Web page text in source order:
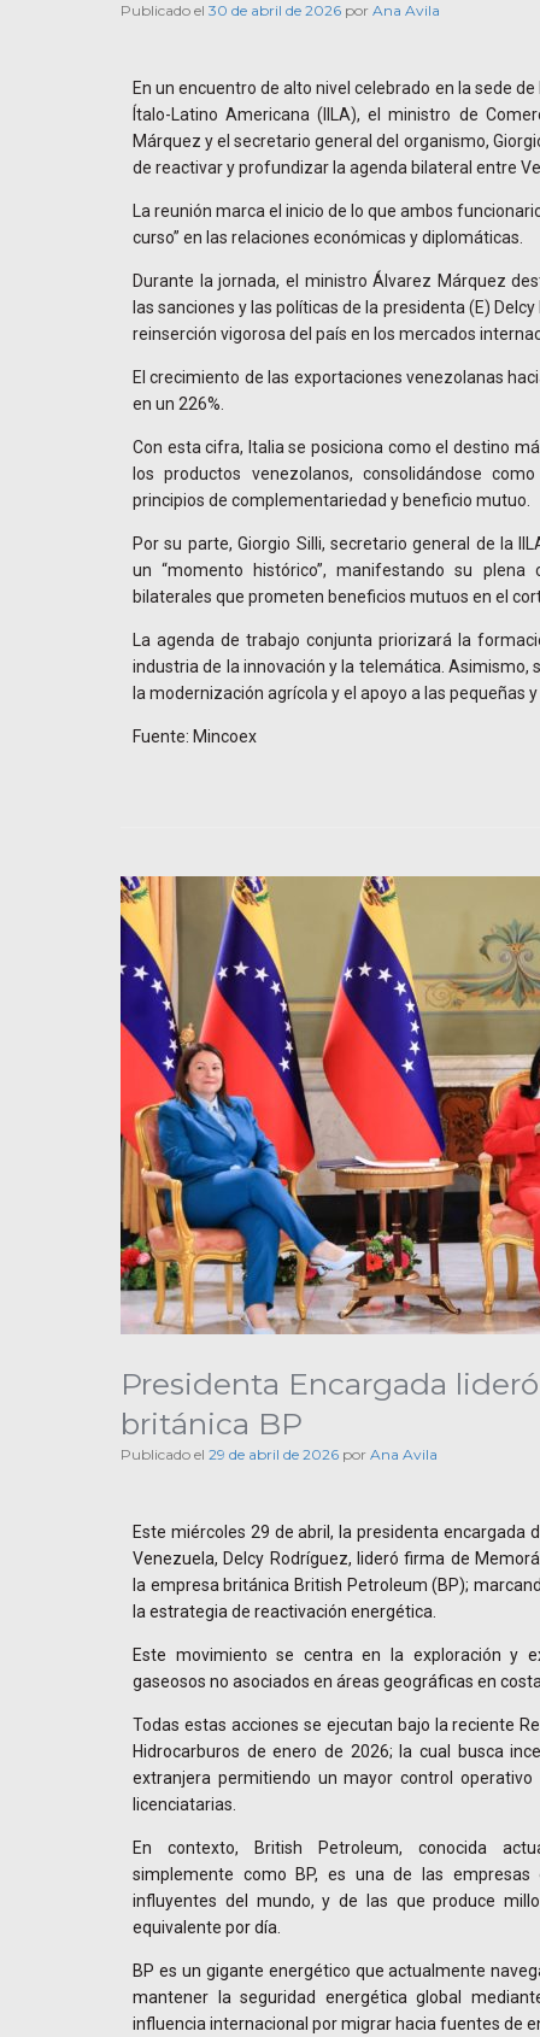
Publicado el 30 de abril de 2026 por Ana Avila
En un encuentro de alto nivel celebrado en la sede
Ítalo-Latino Americana (IILA), el ministro de
Márquez y el secretario general del organismo,
de reactivar y profundizar la agenda bilateral entre
La reunión marca el inicio de lo que ambos
curso” en las relaciones económicas y diplomáticas.
Durante la jornada, el ministro Álvarez Márquez
las sanciones y las políticas de la presidenta (E)
reinserción vigorosa del país en los mercados
El crecimiento de las exportaciones venezolanas
en un 226%.
Con esta cifra, Italia se posiciona como el destino
los productos venezolanos, consolidándose
principios de complementariedad y beneficio mutuo.
Por su parte, Giorgio Silli, secretario general de la
un “momento histórico”, manifestando su plena
bilaterales que prometen beneficios mutuos en el
La agenda de trabajo conjunta priorizará la
industria de la innovación y la telemática. Asimismo,
la modernización agrícola y el apoyo a las pequeñas
Fuente: Mincoex
Presidenta Encargada
británica BP
Publicado el 29 de abril de 2026 por Ana Avila
Este miércoles 29 de abril, la presidenta encargada
Venezuela, Delcy Rodríguez, lideró firma de
la empresa británica British Petroleum (BP);
la estrategia de reactivación energética.
Este movimiento se centra en la exploración y
gaseosos no asociados en áreas geográficas en
Todas estas acciones se ejecutan bajo la reciente
Hidrocarburos de enero de 2026; la cual busca
extranjera permitiendo un mayor control
licenciatarias.
En contexto, British Petroleum, conocida
simplemente como BP, es una de las
influyentes del mundo, y de las que produce
equivalente por día.
BP es un gigante energético que actualmente
mantener la seguridad energética global
influencia internacional por migrar hacia fuentes de